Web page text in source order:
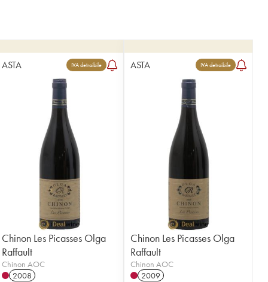
ASTA IVA detraibile
Chinon Les Picasses Olga
Raffault
Chinon AOC
2008
ASTA IVA detraibile
Chinon Les Picasses Olga
Raffault
Chinon AOC
2009